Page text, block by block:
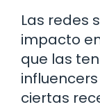
Las redes
impacto
que las
ciertas